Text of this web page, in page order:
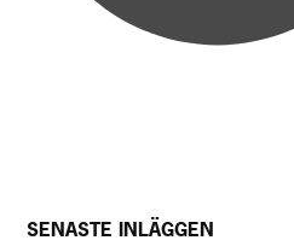
SENASTE INLÄGGEN